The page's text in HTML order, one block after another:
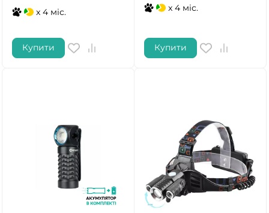
x 4 міс.
Купити
x 4 міс.
Купити